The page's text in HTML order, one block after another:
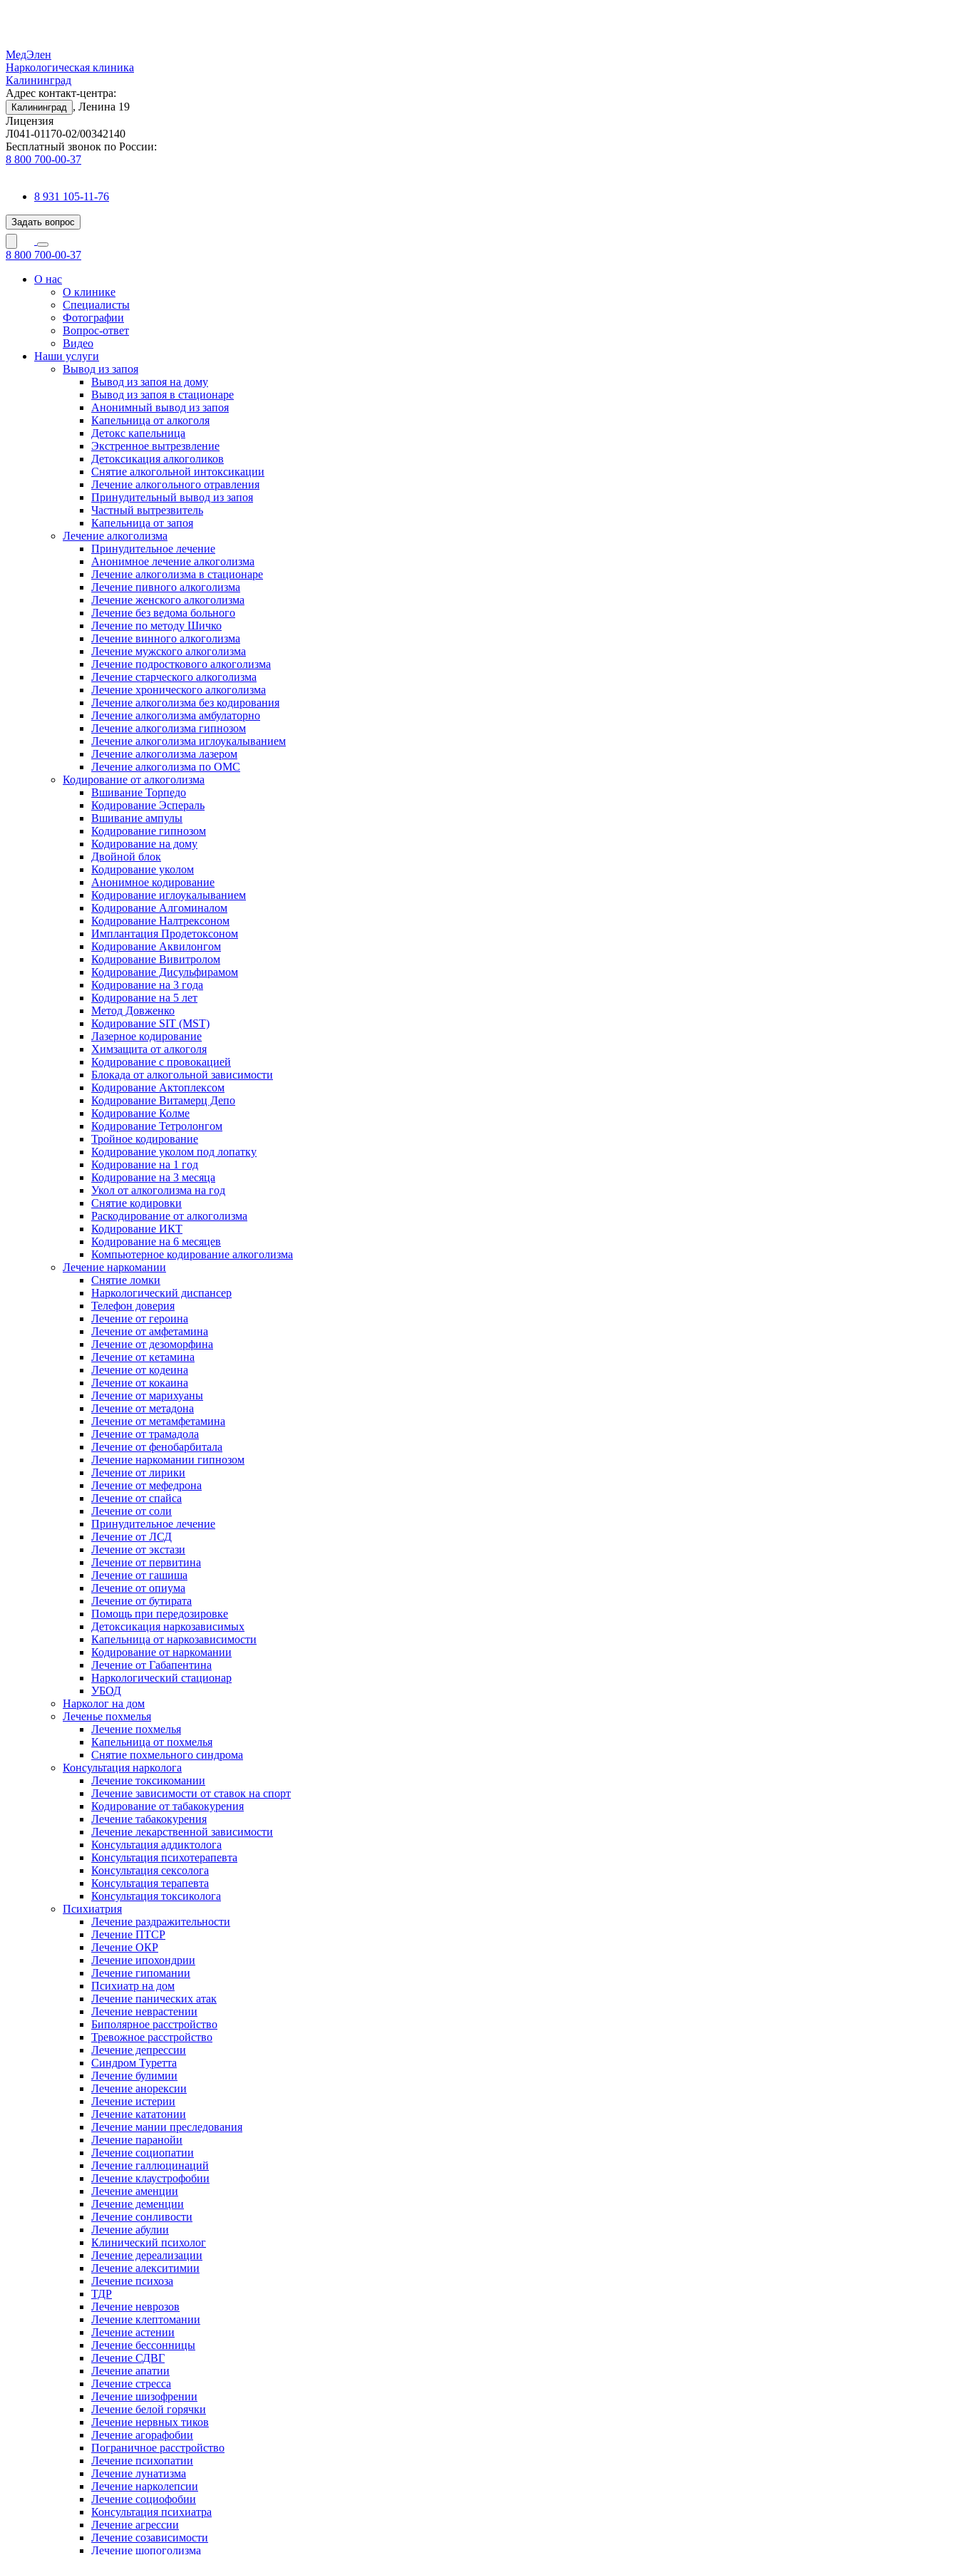
МедЭлен
Наркологическая клиника
Калининград
Адрес контакт-центра:
Калининград , Ленина 19
Лицензия
Л041-01170-02/00342140
Бесплатный звонок по России:
8 800 700-00-37
8 931 105-11-76
Задать вопрос
8 800 700-00-37
О нас
О клинике
Специалисты
Фотографии
Вопрос-ответ
Видео
Наши услуги
Вывод из запоя
Вывод из запоя на дому
Вывод из запоя в стационаре
Анонимный вывод из запоя
Капельница от алкоголя
Детокс капельница
Экстренное вытрезвление
Детоксикация алкоголиков
Снятие алкогольной интоксикации
Лечение алкогольного отравления
Принудительный вывод из запоя
Частный вытрезвитель
Капельница от запоя
Лечение алкоголизма
Принудительное лечение
Анонимное лечение алкоголизма
Лечение алкоголизма в стационаре
Лечение пивного алкоголизма
Лечение женского алкоголизма
Лечение без ведома больного
Лечение по методу Шичко
Лечение винного алкоголизма
Лечение мужского алкоголизма
Лечение подросткового алкоголизма
Лечение старческого алкоголизма
Лечение хронического алкоголизма
Лечение алкоголизма без кодирования
Лечение алкоголизма амбулаторно
Лечение алкоголизма гипнозом
Лечение алкоголизма иглоукалыванием
Лечение алкоголизма лазером
Лечение алкоголизма по ОМС
Кодирование от алкоголизма
Вшивание Торпедо
Кодирование Эспераль
Вшивание ампулы
Кодирование гипнозом
Кодирование на дому
Двойной блок
Кодирование уколом
Анонимное кодирование
Кодирование иглоукалыванием
Кодирование Алгоминалом
Кодирование Налтрексоном
Имплантация Продетоксоном
Кодирование Аквилонгом
Кодирование Вивитролом
Кодирование Дисульфирамом
Кодирование на 3 года
Кодирование на 5 лет
Метод Довженко
Кодирование SIT (MST)
Лазерное кодирование
Химзащита от алкоголя
Кодирование с провокацией
Блокада от алкогольной зависимости
Кодирование Актоплексом
Кодирование Витамерц Депо
Кодирование Колме
Кодирование Тетролонгом
Тройное кодирование
Кодирование уколом под лопатку
Кодирование на 1 год
Кодирование на 3 месяца
Укол от алкоголизма на год
Снятие кодировки
Раскодирование от алкоголизма
Кодирование ИКТ
Кодирование на 6 месяцев
Компьютерное кодирование алкоголизма
Лечение наркомании
Снятие ломки
Наркологический диспансер
Телефон доверия
Лечение от героина
Лечение от амфетамина
Лечение от дезоморфина
Лечение от кетамина
Лечение от кодеина
Лечение от кокаина
Лечение от марихуаны
Лечение от метадона
Лечение от метамфетамина
Лечение от трамадола
Лечение от фенобарбитала
Лечение наркомании гипнозом
Лечение от лирики
Лечение от мефедрона
Лечение от спайса
Лечение от соли
Принудительное лечение
Лечение от ЛСД
Лечение от экстази
Лечение от первитина
Лечение от гашиша
Лечение от опиума
Лечение от бутирата
Помощь при передозировке
Детоксикация наркозависимых
Капельница от наркозависимости
Кодирование от наркомании
Лечение от Габапентина
Наркологический стационар
УБОД
Нарколог на дом
Леченье похмелья
Лечение похмелья
Капельница от похмелья
Снятие похмельного синдрома
Консультация нарколога
Лечение токсикомании
Лечение зависимости от ставок на спорт
Кодирование от табакокурения
Лечение табакокурения
Лечение лекарственной зависимости
Консультация аддиктолога
Консультация психотерапевта
Консультация сексолога
Консультация терапевта
Консультация токсиколога
Психиатрия
Лечение раздражительности
Лечение ПТСР
Лечение ОКР
Лечение ипохондрии
Лечение гипомании
Психиатр на дом
Лечение панических атак
Лечение неврастении
Биполярное расстройство
Тревожное расстройство
Лечение депрессии
Синдром Туретта
Лечение булимии
Лечение анорексии
Лечение истерии
Лечение кататонии
Лечение мании преследования
Лечение паранойи
Лечение социопатии
Лечение галлюцинаций
Лечение клаустрофобии
Лечение аменции
Лечение деменции
Лечение сонливости
Лечение абулии
Клинический психолог
Лечение дереализации
Лечение алекситимии
Лечение психоза
ТДР
Лечение неврозов
Лечение клептомании
Лечение астении
Лечение бессонницы
Лечение СДВГ
Лечение апатии
Лечение стресса
Лечение шизофрении
Лечение белой горячки
Лечение нервных тиков
Лечение агорафобии
Пограничное расстройство
Лечение психопатии
Лечение лунатизма
Лечение нарколепсии
Лечение социофобии
Консультация психиатра
Лечение агрессии
Лечение созависимости
Лечение шопоголизма